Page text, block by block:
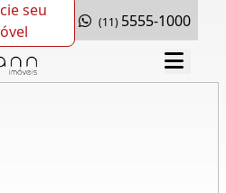
seu
(11) 5555-1000